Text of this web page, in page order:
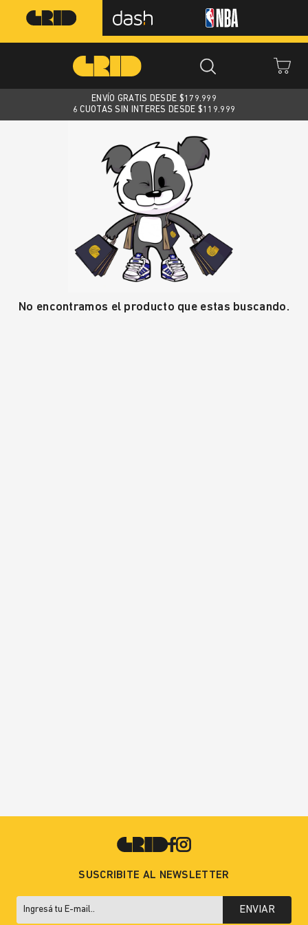
ENVÍO GRATIS DESDE $179.999
6 CUOTAS SIN INTERES DESDE $119.999
No encontramos el producto que estas buscando.
SUSCRIBITE AL NEWSLETTER
ENVIAR